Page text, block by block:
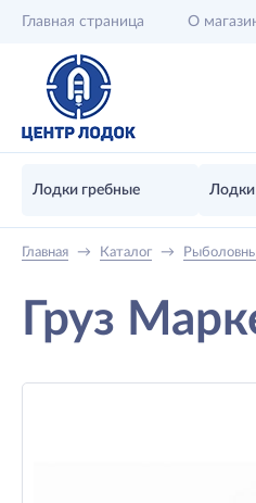
Главная страница О
Лодки гребные
Главная → Каталог →
Груз